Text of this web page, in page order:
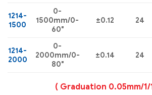
1214-
1500
0-
1500mm/0-
60″
±0.12 24
1214-
2000
0-
2000mm/0-
80″
±0.14 24
( Graduation 0.05mm/1/